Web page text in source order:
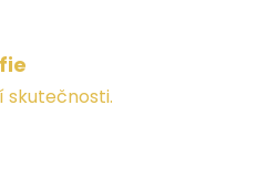
skutečnosti.